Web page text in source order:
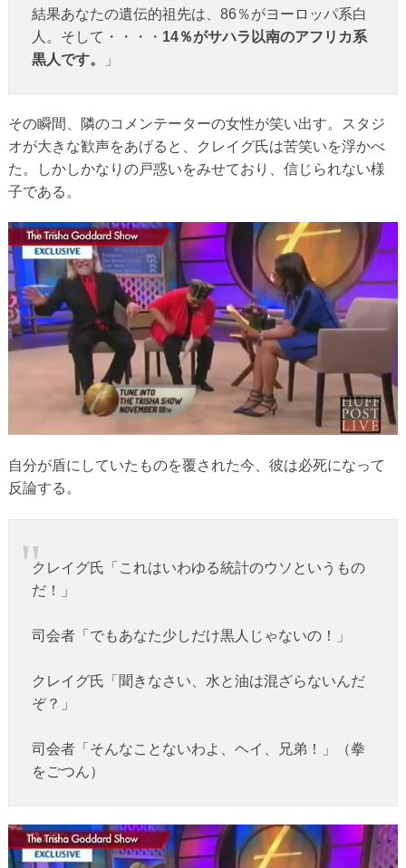
結果あなたの遺伝的祖先は、86％がヨーロッパ系白
人。そして・・・・ 14％がサハラ以南のアフリカ系
黒人です。
」
その瞬間、隣のコメンテーターの女性が笑い出す。スタジ
オが大きな歓声をあげると、クレイグ氏は苦笑いを浮かべ
た。しかしかなりの戸惑いをみせており、信じられない様
子である。
自分が盾にしていたものを覆された今、彼は必死になって
反論する。
クレイグ氏「これはいわゆる統計のウソというもの
だ！」
司会者「でもあなた少しだけ黒人じゃないの！」
クレイグ氏「聞きなさい、水と油は混ざらないんだ
ぞ？」
司会者「そんなことないわよ、ヘイ、兄弟！」（拳
をごつん）